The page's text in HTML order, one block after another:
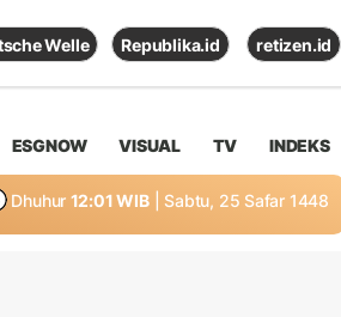
Welle Republika.id retizen.id
ESGNOW VISUAL TV INDEKS
Dhuhur 12:01 WIB | Sabtu, 25 Safar 1448